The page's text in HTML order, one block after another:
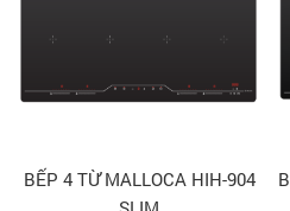
BẾP 4 TỪ MALLOCA HIH-904